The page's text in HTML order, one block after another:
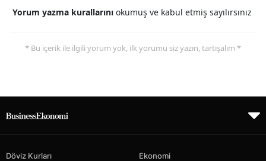
Yorum yazma kurallarını okumuş ve kabul etmiş sayılırsınız
* Bu içerik ile ilgili yorum yok, ilk yorumu siz yazın, tartışalım *
Döviz Kurları
Ekonomi